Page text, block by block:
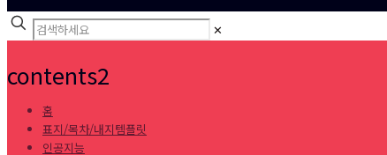
✕
contents2
홈
표지/목차/내지템플릿
인공지능